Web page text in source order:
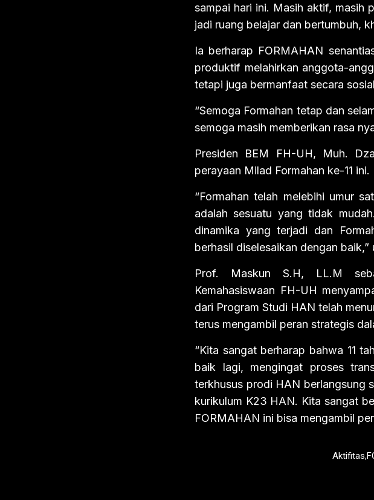
sampai hari ini. Masih aktif, masih
jadi ruang belajar dan bertumbuh,
Ia berharap FORMAHAN
produktif melahirkan anggota-
tetapi juga bermanfaat secara
“Semoga Formahan tetap dan
semoga masih memberikan rasa
Presiden BEM FH-UH, Muh.
perayaan Milad Formahan ke-11 ini.
“Formahan telah melebihi umur
adalah sesuatu yang tidak
dinamika yang terjadi dan
berhasil diselesaikan dengan baik,”
Prof. Maskun S.H, LL.M
Kemahasiswaan FH-UH
dari Program Studi HAN telah
terus mengambil peran strategis
“Kita sangat berharap bahwa 11
baik lagi, mengingat proses
terkhusus prodi HAN berlangsung
kurikulum K23 HAN. Kita sangat
FORMAHAN ini bisa mengambil
Aktifitas,